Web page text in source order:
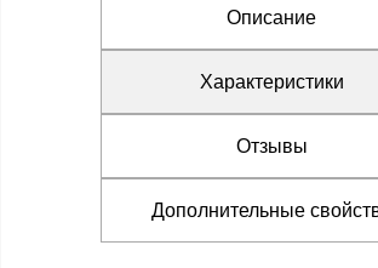
Описание
Характеристики
Отзывы
Дополнительные